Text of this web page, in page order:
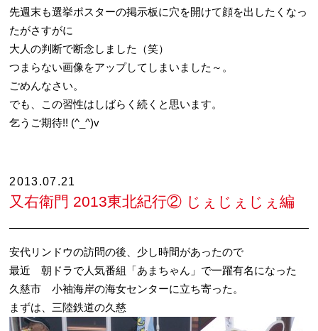
先週末も選挙ポスターの掲示板に穴を開けて顔を出したくなっ
たがさすがに
大人の判断で断念しました（笑）
つまらない画像をアップしてしまいました～。
ごめんなさい。
でも、この習性はしばらく続くと思います。
乞うご期待!! (^_^)v
2013.07.21
又右衛門 2013東北紀行② じぇじぇじぇ編
安代リンドウの訪問の後、少し時間があったので
最近 朝ドラで人気番組「あまちゃん」で一躍有名になった
久慈市 小袖海岸の海女センターに立ち寄った。
まずは、三陸鉄道の久慈